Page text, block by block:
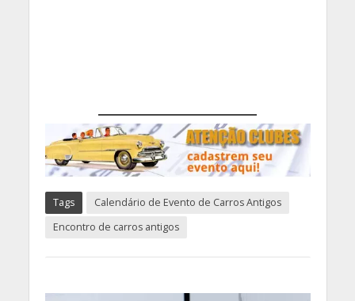
Tags
Calendário de Evento de Carros Antigos
Encontro de carros antigos